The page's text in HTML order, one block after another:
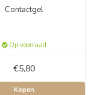
Contactgel
Op voorraad
€5,80
Kopen